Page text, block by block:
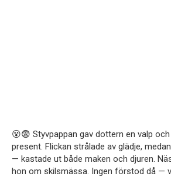
😵😨 Styvpappan gav dottern en valp
present. Flickan strålade av glädje,
— kastade ut både maken och djuren.
hon om skilsmässa. Ingen förstod då —